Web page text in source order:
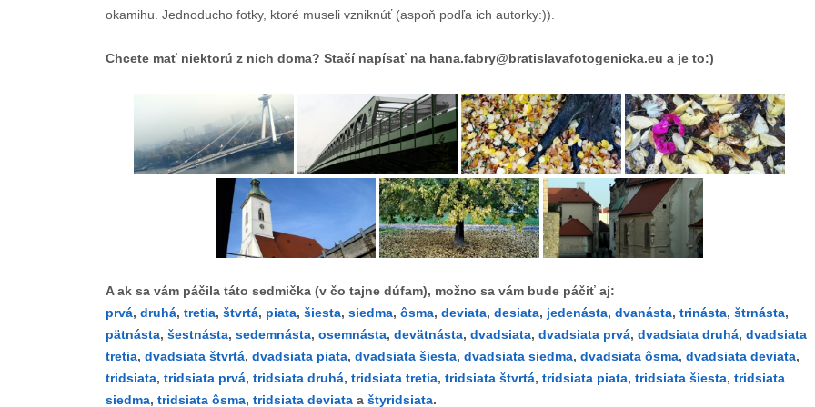
okamihu. Jednoducho fotky, ktoré museli vzniknúť (aspoň podľa ich autorky:)).
Chcete mať niektorú z nich doma? Stačí napísať na hana.fabry@bratislavafotogenicka.eu a je to:)
A ak sa vám páčila táto sedmička (v čo tajne dúfam), možno sa vám bude páčiť aj:
prvá, druhá, tretia, štvrtá, piata, šiesta, siedma, ôsma, deviata, desiata, jedenásta, dvanásta, trinásta, štrnásta,
pätnásta, šestnásta, sedemnásta, osemnásta, devätnásta, dvadsiata, dvadsiata prvá, dvadsiata druhá, dvadsiata
tretia, dvadsiata štvrtá, dvadsiata piata, dvadsiata šiesta, dvadsiata siedma, dvadsiata ôsma, dvadsiata deviata,
tridsiata, tridsiata prvá, tridsiata druhá, tridsiata tretia, tridsiata štvrtá, tridsiata piata, tridsiata šiesta, tridsiata
siedma, tridsiata ôsma, tridsiata deviata a štyridsiata.